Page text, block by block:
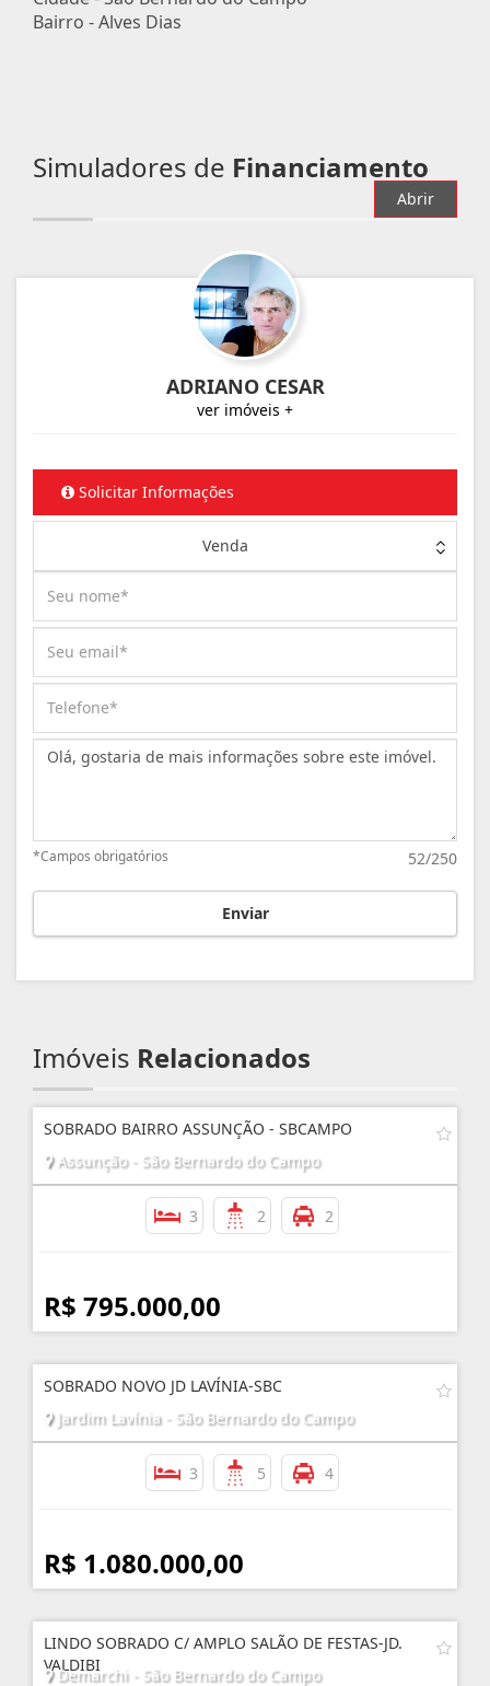
Bairro -Alves Dias
Simuladores de Financiamento
Abrir
ADRIANO CESAR
ver imóveis +
Solicitar Informações
Venda
Mensagem:
52/250
*Campos obrigatórios
Enviar
Imóveis Relacionados
SOBRADO BAIRRO ASSUNÇÃO - SBCAMPO
Assunção - São Bernardo do Campo
3 2 2
R$ 795.000,00
SOBRADO NOVO JD LAVÍNIA-SBC
Jardim Lavínia - São Bernardo do Campo
3 5 4
R$ 1.080.000,00
LINDO SOBRADO C/ AMPLO SALÃO DE FESTAS-JD.
VALDIBI
Demarchi - São Bernardo do Campo